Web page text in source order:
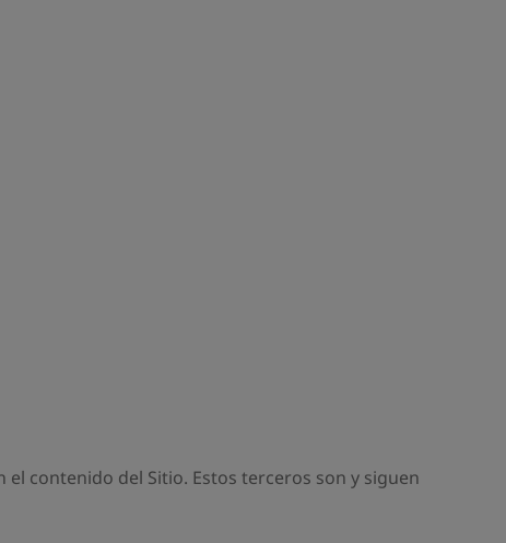
contenido del Sitio. Estos terceros son y siguen